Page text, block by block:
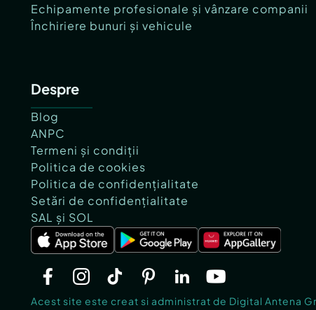
Echipamente profesionale și vânzare companii
Închiriere bunuri și vehicule
Despre
Blog
ANPC
Termeni și condiții
Politica de cookies
Politica de confidențialitate
Setări de confidențialitate
SAL și SOL
Acest site este creat si administrat de Digital Antena